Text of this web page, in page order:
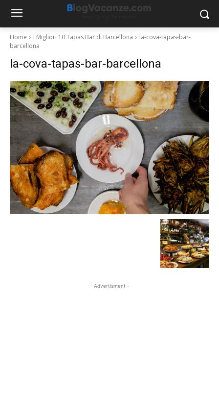
Home I Migliori 10 Tapas Bar di Barcellona
la-cova-tapas-bar-
barcellona
la-cova-tapas-bar-barcellona
- Advertisment -